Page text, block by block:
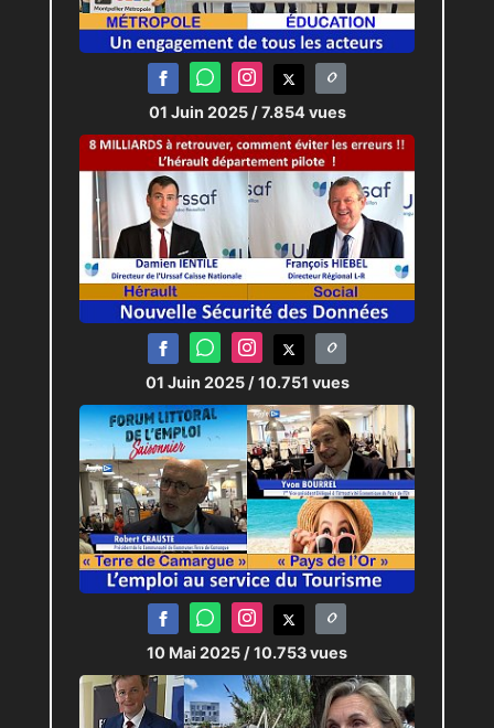
01 Juin 2025 / 7.854 vues
01 Juin 2025 / 10.751 vues
10 Mai 2025 / 10.753 vues